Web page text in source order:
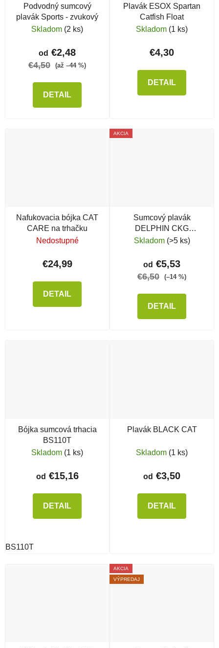
Podvodný sumcový
plavák Sports - zvukový
Skladom (2 ks)
od €2,48
€4,50 (až –44 %)
DETAIL
Plavák ESOX Spartan
Catfish Float
Skladom (1 ks)
€4,30
DETAIL
Nafukovacia bójka CAT
CARE na trhačku
Nedostupné
€24,99
DETAIL
AKCIA
Sumcový plavák
DELPHIN CKG
RiceBody
Skladom (>5 ks)
od €5,53
€6,50 (–14 %)
DETAIL
Bójka sumcová trhacia
BS110T
Skladom (1 ks)
od €15,16
DETAIL
BS110T
Plavák BLACK CAT
Skladom (1 ks)
od €3,50
DETAIL
AKCIA
VÝPREDAJ